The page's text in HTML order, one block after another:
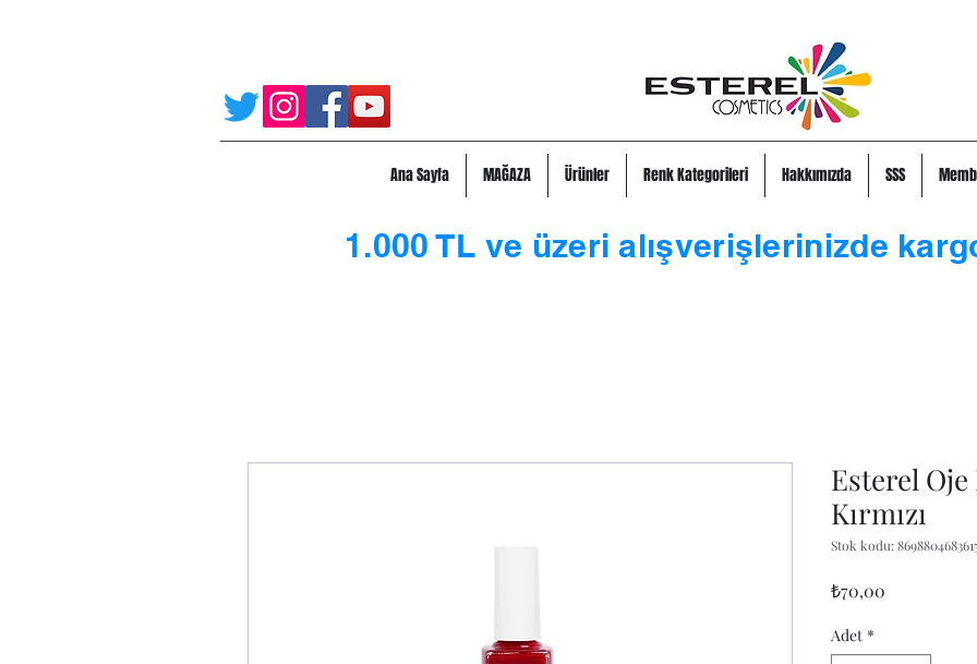
Ana Sayfa MAĞAZA Ürünler Renk Kategorileri Hakkımızda SSS
1.000 TL ve üzeri alışverişlerinizde
Esterel Oje
Kırmızı
Stok kodu:
₺70,00
Adet *